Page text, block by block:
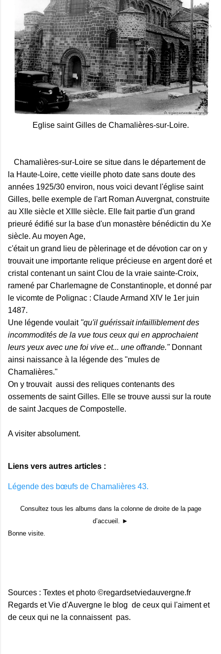
Eglise saint Gilles de Chamalières-sur-Loire.
Chamalières-sur-Loire se situe dans le département de
la Haute-Loire, cette vieille photo date sans doute des
années 1925/30 environ, nous voici devant l'église saint
Gilles, belle exemple de l'art Roman Auvergnat, construite
au XIIe siècle et XIIIe siècle. Elle fait partie d'un grand
prieuré édifié sur la base d'un monastère bénédictin du Xe
siècle. Au moyen Age,
c'était un grand lieu de pèlerinage et de dévotion car on y
trouvait une importante relique précieuse en argent doré et
cristal contenant un saint Clou de la vraie sainte-Croix,
ramené par Charlemagne de Constantinople, et donné par
le vicomte de Polignac : Claude Armand XIV le 1er juin
1487.
Une légende voulait "qu'il guérissait infailliblement des
incommodités de la vue tous ceux qui en approchaient
leurs yeux avec une foi vive et... une offrande." Donnant
ainsi naissance à la légende des "mules de
Chamalières."
On y trouvait aussi des reliques contenants des
ossements de saint Gilles. Elle se trouve aussi sur la route
de saint Jacques de Compostelle.
A visiter absolument.
Liens vers autres articles :
Légende des bœufs de Chamalières 43.
Consultez tous les albums dans la colonne de droite de la page
d’accueil. ►
Bonne visite.
Sources : Textes et photo ©regardsetviedauvergne.fr
Regards et Vie d'Auvergne le blog de ceux qui l'aiment et
de ceux qui ne la connaissent pas.